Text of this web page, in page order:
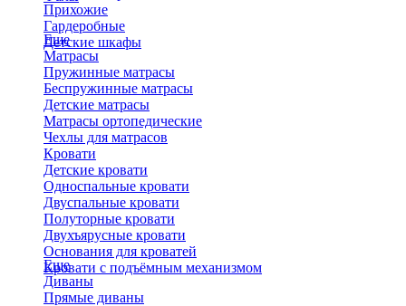
Прихожие
Гардеробные
Детские шкафы
Еще
Матрасы
Пружинные матрасы
Беспружинные матрасы
Детские матрасы
Матрасы ортопедические
Чехлы для матрасов
Кровати
Детские кровати
Односпальные кровати
Двуспальные кровати
Полуторные кровати
Двухъярусные кровати
Основания для кроватей
Кровати с подъёмным механизмом
Еще
Диваны
Прямые диваны